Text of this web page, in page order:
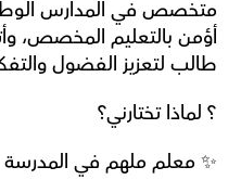
طالب لتعزيز الفضول
؟ لماذا تختارني؟
✨ معلم ملهم في المدرسة